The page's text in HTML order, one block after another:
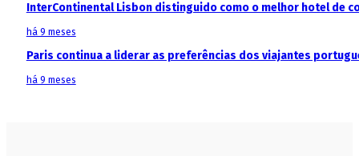
InterContinental Lisbon distinguido como o melhor hotel de
há 9 meses
Paris continua a liderar as preferências dos viajantes
há 9 meses